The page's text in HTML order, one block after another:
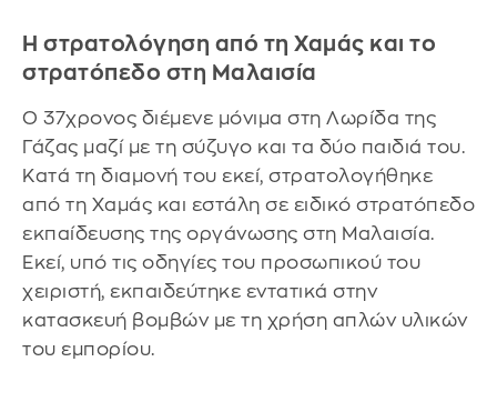
Η στρατολόγηση από τη Χαμάς και το
στρατόπεδο στη Μαλαισία
Ο 37χρονος διέμενε μόνιμα στη Λωρίδα της
Γάζας μαζί με τη σύζυγο και τα δύο παιδιά του.
Κατά τη διαμονή του εκεί, στρατολογήθηκε
από τη Χαμάς και εστάλη σε ειδικό στρατόπεδο
εκπαίδευσης της οργάνωσης στη Μαλαισία.
Εκεί, υπό τις οδηγίες του προσωπικού του
χειριστή, εκπαιδεύτηκε εντατικά στην
κατασκευή βομβών με τη χρήση απλών υλικών
του εμπορίου.